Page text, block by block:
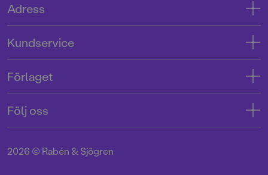
Adress
Tryckerigatan 4
103 12 Stockholm
Org.nr: 556045-7748
Kundservice
Användarvillkor intressenter
Integritetspolicy
Förlaget
Följ oss
Instagram
2026 © Rabén & Sjögren